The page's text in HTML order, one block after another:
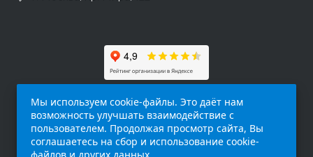
Мы используем cookie-файлы. Это даёт нам
возможность улучшать взаимодействие с
пользователем. Продолжая просмотр сайта, Вы
соглашаетесь на сбор и использование cookie-